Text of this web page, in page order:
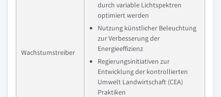
Wachstumstreiber
durch variable Lichtspektren
optimiert werden
Nutzung künstlicher Beleuchtung
zur Verbesserung der
Energieeffizienz
Regierungsinitiativen zur
Entwicklung der kontrollierten
Umwelt Landwirtschaft (CEA)
Praktiken